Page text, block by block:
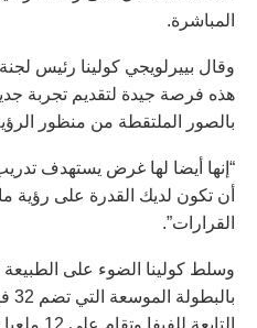
المباشرة.
وقال بييرلويجي كولينا رئيس
هذه فرصة جيدة لتقديم تجربة
بالصور الملتقطة من منظور
“إنها أيضا لها غرض يستهدف
أن تكون لديك القدرة على رؤية ما
القرارات”.
وسلط كولينا الضوء على الطبيعة